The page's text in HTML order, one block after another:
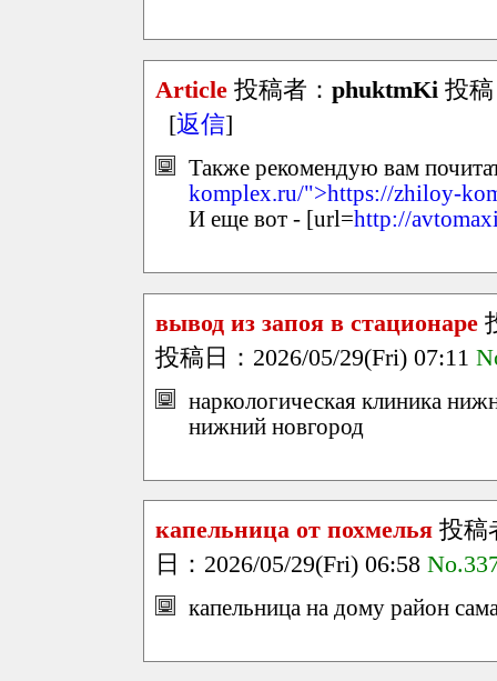
Article 投稿者： phuktmKi 投
[返信]
Также рекомендую вам
komplex.ru/">https://zhiloy-
И еще вот - [url=http://
вывод из запоя в стационаре
投稿日：2026/05/29(Fri) 07:11
наркологическая клиника
нижний новгород
капельница от похмелья 投稿
日：2026/05/29(Fri) 06:58
капельница на дому район